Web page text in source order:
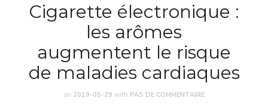
Cigarette électronique :
les arômes
augmentent le risque
de maladies cardiaques
on 2019-05-29 with PAS DE COMMENTAIRE